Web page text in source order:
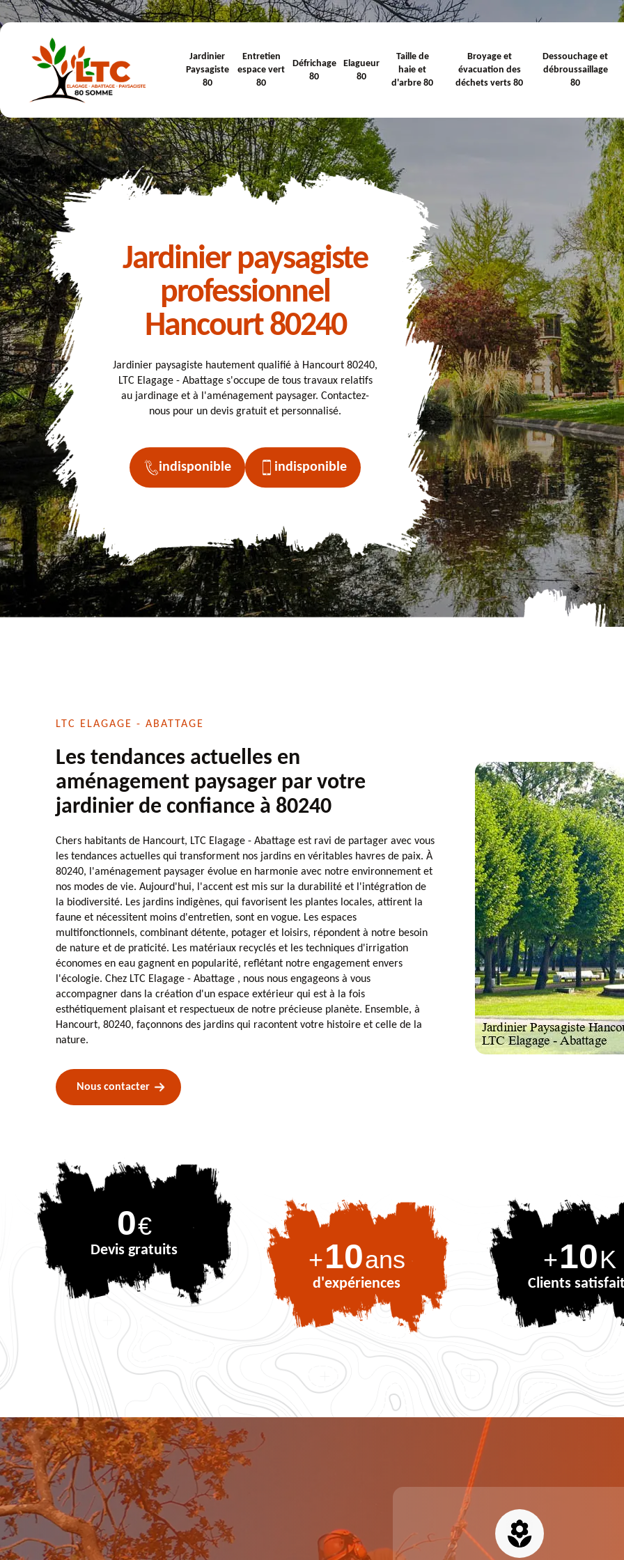
Jardinier
Paysagiste
80
Entretien
espace vert
80
Défrichage
80
Elagueur
80
Taille de
haie et
d'arbre 80
Broyage et
évacuation des
déchets verts 80
Dessouchage et
débroussaillage
80
Jardinier paysagiste
professionnel
Hancourt 80240
Jardinier paysagiste hautement qualifié à Hancourt 80240,
LTC Elagage - Abattage s'occupe de tous travaux relatifs
au jardinage et à l'aménagement paysager. Contactez-
nous pour un devis gratuit et personnalisé.
indisponible indisponible
LTC ELAGAGE - ABATTAGE
Les tendances actuelles en
aménagement paysager par votre
jardinier de confiance à 80240
Chers habitants de Hancourt, LTC Elagage - Abattage est ravi de partager avec vous
les tendances actuelles qui transforment nos jardins en véritables havres de paix. À
80240, l'aménagement paysager évolue en harmonie avec notre environnement et
nos modes de vie. Aujourd'hui, l'accent est mis sur la durabilité et l'intégration de
la biodiversité. Les jardins indigènes, qui favorisent les plantes locales, attirent la
faune et nécessitent moins d'entretien, sont en vogue. Les espaces
multifonctionnels, combinant détente, potager et loisirs, répondent à notre besoin
de nature et de praticité. Les matériaux recyclés et les techniques d'irrigation
économes en eau gagnent en popularité, reflétant notre engagement envers
l'écologie. Chez LTC Elagage - Abattage , nous nous engageons à vous
accompagner dans la création d'un espace extérieur qui est à la fois
esthétiquement plaisant et respectueux de notre précieuse planète. Ensemble, à
Hancourt, 80240, façonnons des jardins qui racontent votre histoire et celle de la
nature.
Nous contacter
0€
Devis gratuits +10ans
d'expériences
+10K
Clients